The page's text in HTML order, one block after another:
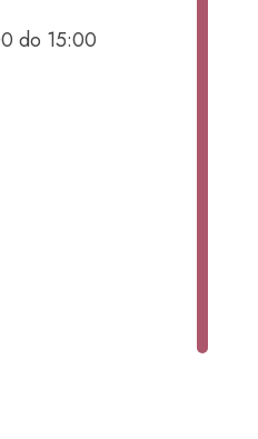
do 15:00